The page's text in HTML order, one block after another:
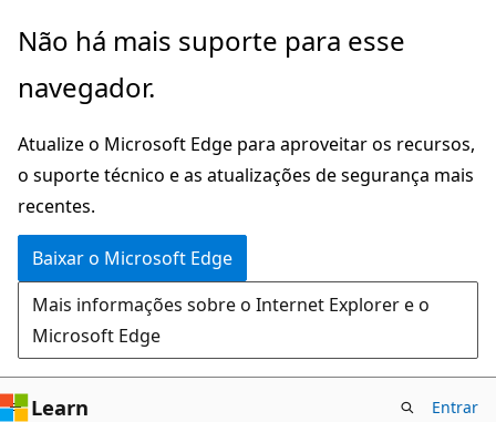
Pular
o
principal
Não há mais suporte para esse
navegador.
Atualize o Microsoft Edge para aproveitar os recursos,
o suporte técnico e as atualizações de segurança mais
recentes.
Baixar o Microsoft Edge
Mais informações sobre o Internet Explorer e o
Microsoft Edge
Learn Entrar